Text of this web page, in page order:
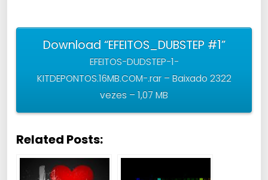
Download “EFEITOS_DUBSTEP #1”
EFEITOS-DUDSTEP-1-
KITDEPONTOS.16MB.COM-.rar – Baixado 2322
vezes – 1,07 MB
Related Posts: